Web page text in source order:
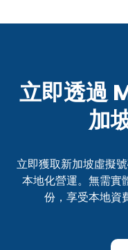
立即透過
加
立即獲取新加坡虛擬
本地化營運。無需實
份，享受本地資